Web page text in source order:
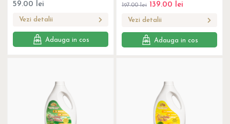
59.00 lei
Vezi detalii
Adauga in cos
197.00 lei 139.00 lei
Vezi detalii
Adauga in cos